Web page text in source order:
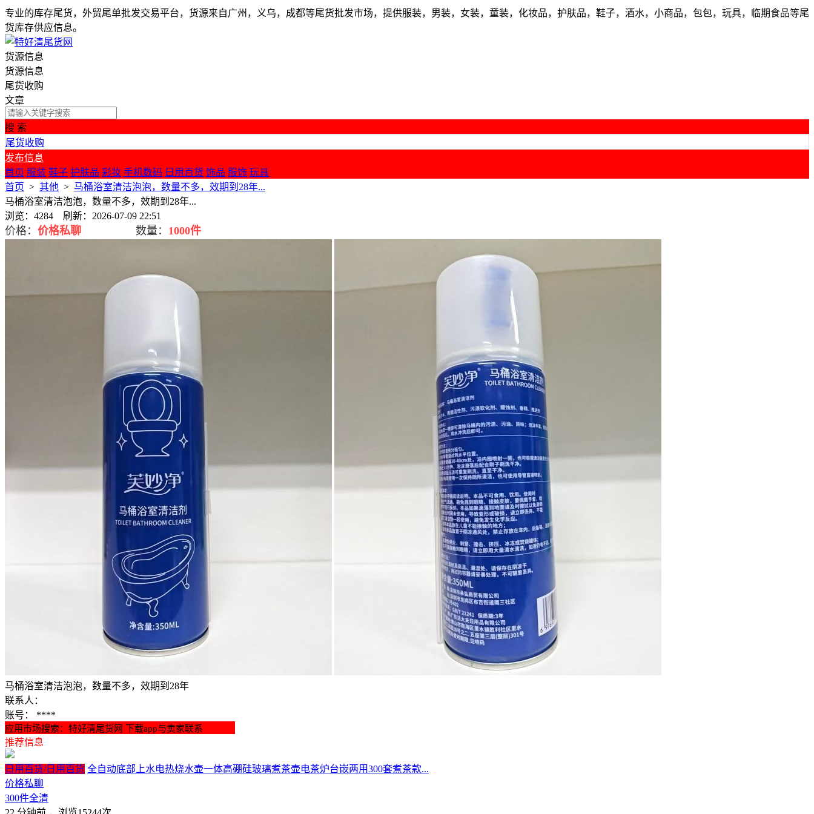
专业的库存尾货，外贸尾单批发交易平台，货源来自广州，义乌，成都等尾货批发市场，提供服装，男装，女装，童装，化妆品，护肤品，鞋子，酒水，小商品，包包，玩具，临期食品等尾
货库存供应信息。
货源信息
货源信息
尾货收购
文章
搜 索
尾货收购
发布信息
首页 服装 鞋子 护肤品 彩妆 手机数码 日用百货 饰品 服饰 玩具
首页 > 其他 > 马桶浴室清洁泡泡，数量不多，效期到28年...
马桶浴室清洁泡泡，数量不多，效期到28年...
浏览：4284 刷新：2026-07-09 22:51
价格： 价格私聊 数量： 1000件
马桶浴室清洁泡泡，数量不多，效期到28年
联系人：
账号：
****
应用市场搜索：特好清尾货网 下载app与卖家联系
推荐信息
日用百货/日用百货 全自动底部上水电热烧水壶一体高硼硅玻璃煮茶壶电茶炉台嵌两用300套煮茶款...
价格私聊
300件全清